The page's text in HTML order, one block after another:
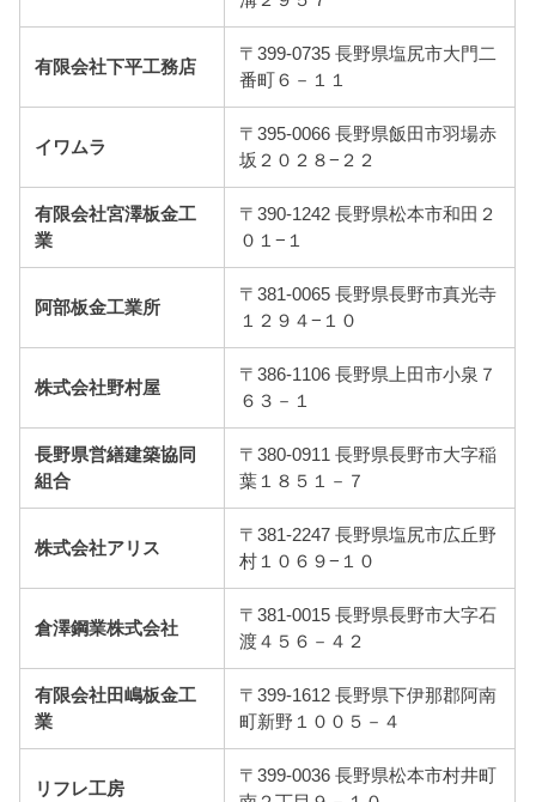
有限会社下平工務店
〒399-0735 長野県塩尻市大門二
番町６－１１
イワムラ
〒395-0066 長野県飯田市羽場赤
坂２０２８−２２
有限会社宮澤板金工
業
〒390-1242 長野県松本市和田２
０１−１
阿部板金工業所
〒381-0065 長野県長野市真光寺
１２９４−１０
株式会社野村屋
〒386-1106 長野県上田市小泉７
６３－１
長野県営繕建築協同
組合
〒380-0911 長野県長野市大字稲
葉１８５１－７
株式会社アリス
〒381-2247 長野県塩尻市広丘野
村１０６９−１０
倉澤鋼業株式会社
〒381-0015 長野県長野市大字石
渡４５６－４２
有限会社田嶋板金工
業
〒399-1612 長野県下伊那郡阿南
町新野１００５－４
リフレ工房
〒399-0036 長野県松本市村井町